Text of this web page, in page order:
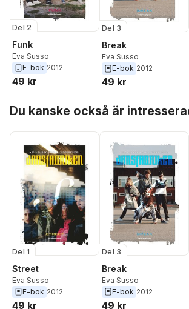
Del 2
Funk
Eva Susso
E-bok 2012
49 kr
Del 3
Break
Eva Susso
E-bok 2012
49 kr
Du kanske också är
Del 1
Street
Eva Susso
E-bok 2012
49 kr
Del 3
Break
Eva Susso
E-bok 2012
49 kr